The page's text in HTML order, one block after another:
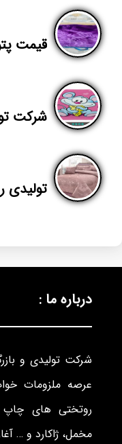
درباره ما :
شرکت تولیدی و
عرصه ملزومات
روتختی های چاپ
مخمل، ژاکارد و …